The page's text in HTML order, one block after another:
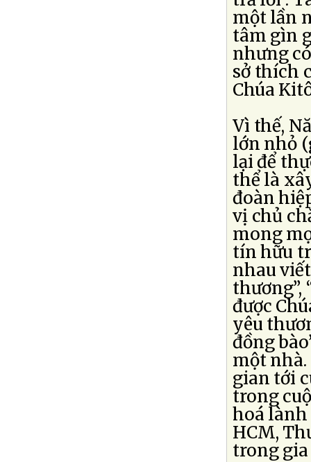
một lần
tâm gìn
nhưng
sở thích
Chúa
Vì thế,
lớn nhỏ
lại để
thể là
đoàn
vị chủ
mong
tín hữu
nhau
được
yêu
đồng
một
gian tới
trong
hoá lành
HCM,
trong